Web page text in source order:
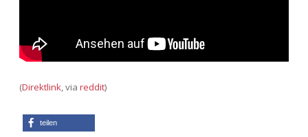
(Direktlink, via reddit)
teilen